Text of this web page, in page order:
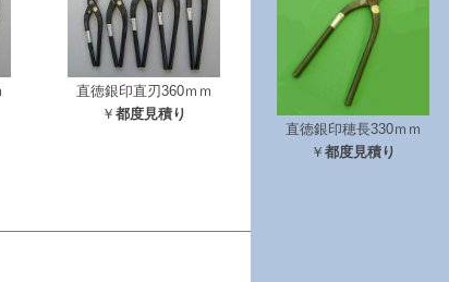
直徳銀印直刃360ｍｍ
￥ 都度見積り
直徳銀印穂長330ｍｍ
￥ 都度見積り